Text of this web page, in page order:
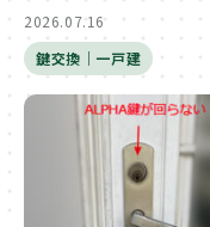
2026.07.16
鍵交換｜一戸建